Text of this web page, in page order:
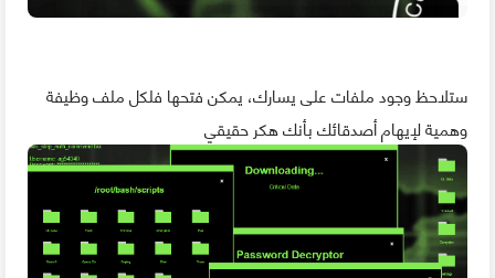
ستلاحظ وجود ملفات على يسارك، يمكن فتحها فلكل ملف وظيفة
وهمية لإيهام أصدقائك بأنك هكر حقيقي